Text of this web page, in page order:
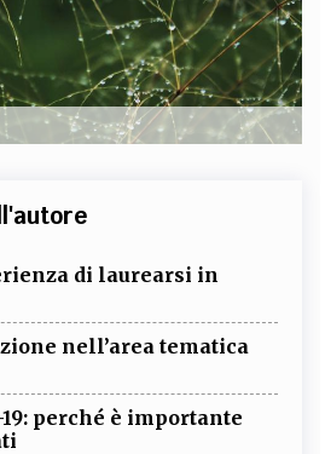
EXTRA
PROCEEDINGS PUBBLICITÀ CONTATTI
MEDIA
di laurearsi in
nell’area tematica
19: perché è importante